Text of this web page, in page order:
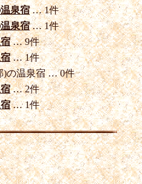
泉宿… 1件
泉宿… 1件
… 9件
… 1件
)の温泉宿 … 0件
… 2件
… 1件